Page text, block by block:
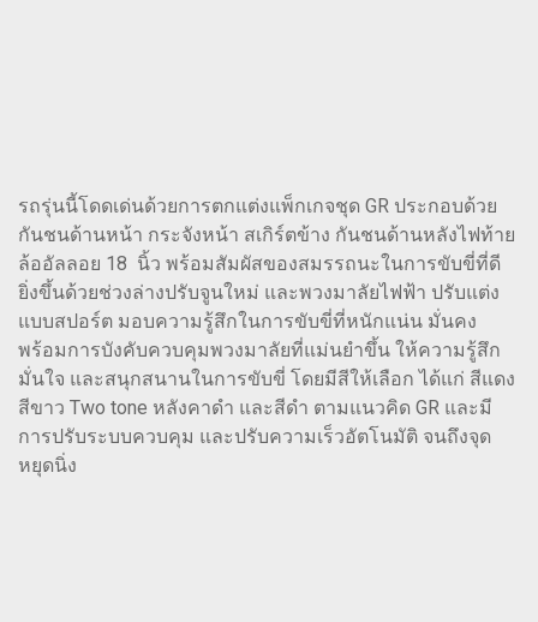
รถรุ่นนี้โดดเด่นด้วยการตกแต่งแพ็กเกจชุด GR ประกอบด้วย
กันชนด้านหน้า กระจังหน้า สเกิร์ตข้าง กันชนด้านหลังไฟท้าย
ล้ออัลลอย 18 นิ้ว พร้อมสัมผัสของสมรรถนะในการขับขี่ที่ดี
ยิ่งขึ้นด้วยช่วงล่างปรับจูนใหม่ และพวงมาลัยไฟฟ้า ปรับแต่ง
แบบสปอร์ต มอบความรู้สึกในการขับขี่ที่หนักแน่น มั่นคง
พร้อมการบังคับควบคุมพวงมาลัยที่แม่นยำขึ้น ให้ความรู้สึก
มั่นใจ และสนุกสนานในการขับขี่ โดยมีสีให้เลือก ได้แก่ สีแดง
สีขาว Two tone หลังคาดำ และสีดำ ตามแนวคิด GR และมี
การปรับระบบควบคุม และปรับความเร็วอัตโนมัติ จนถึงจุด
หยุดนิ่ง